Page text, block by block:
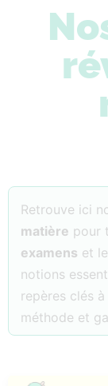
Retrouve ici
matière pour
examens et le
notions
repères clés
méthode et